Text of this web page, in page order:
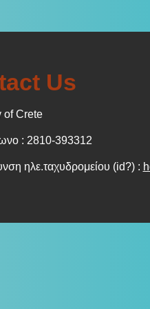
Us
of Crete
: 2810-393312
ηλε.ταχυδρομείου (id?) :